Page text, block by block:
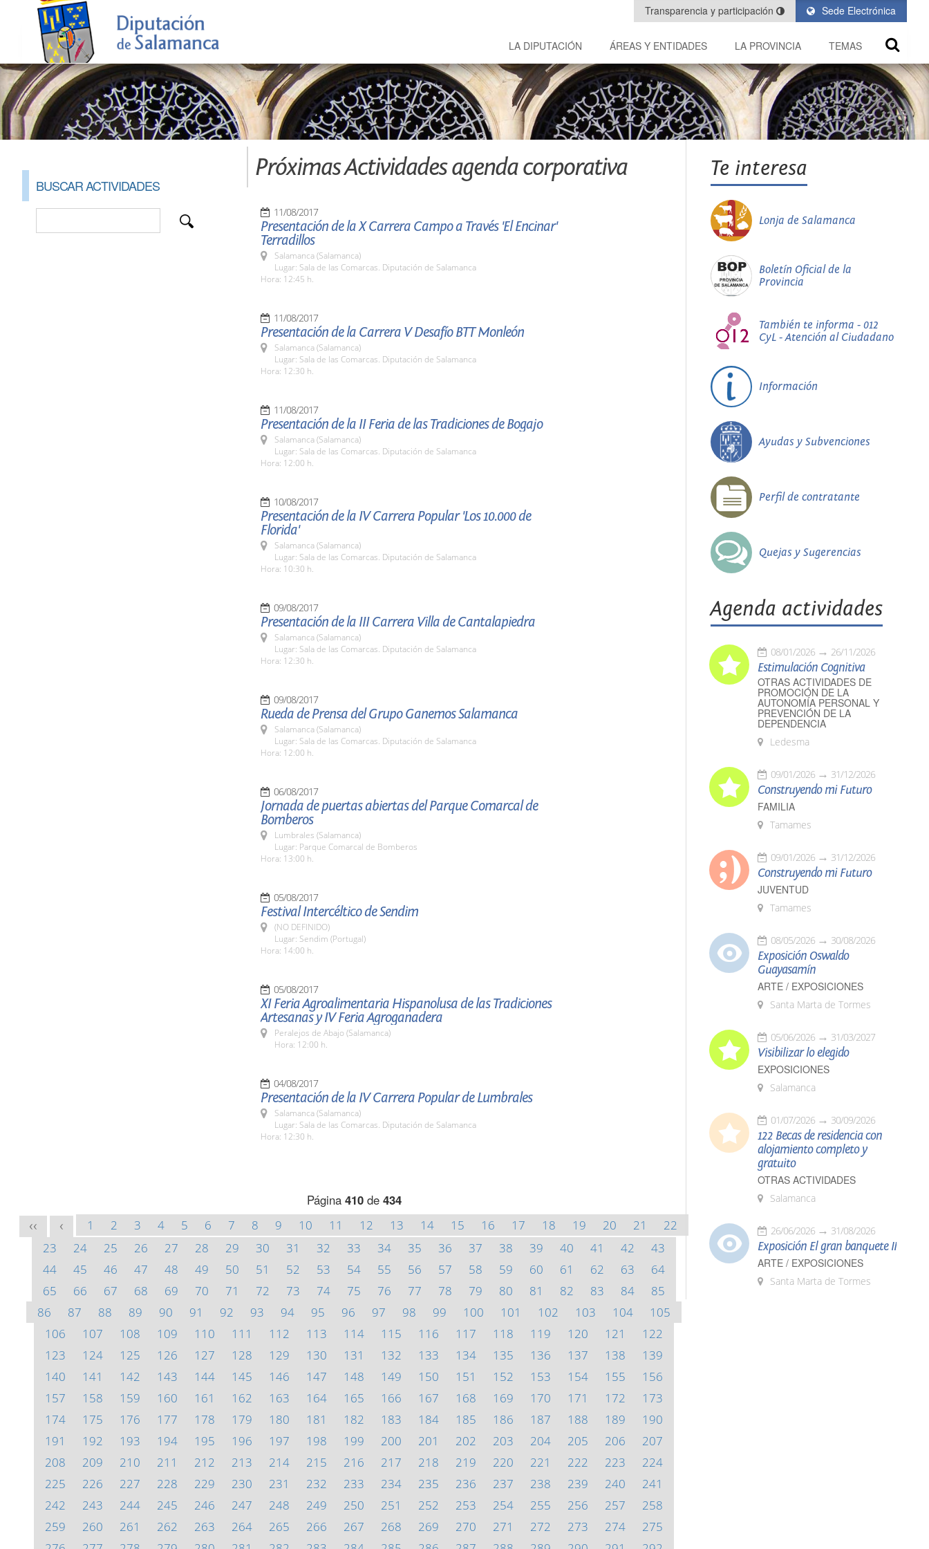
Sede Electrónica
Transparencia y participación
LA DIPUTACIÓN ÁREAS Y ENTIDADES LA PROVINCIA TEMAS
BUSCAR ACTIVIDADES
Próximas Actividades agenda corporativa
11/08/2017
Presentación de la X Carrera Campo a Través 'El Encinar'
Terradillos
Salamanca (Salamanca)
Lugar: Sala de las Comarcas. Diputación de Salamanca
Hora: 12:45 h.
11/08/2017
Presentación de la Carrera V Desafío BTT Monleón
Salamanca (Salamanca)
Lugar: Sala de las Comarcas. Diputación de Salamanca
Hora: 12:30 h.
11/08/2017
Presentación de la II Feria de las Tradiciones de Bogajo
Salamanca (Salamanca)
Lugar: Sala de las Comarcas. Diputación de Salamanca
Hora: 12:00 h.
10/08/2017
Presentación de la IV Carrera Popular 'Los 10.000 de
Florida'
Salamanca (Salamanca)
Lugar: Sala de las Comarcas. Diputación de Salamanca
Hora: 10:30 h.
09/08/2017
Presentación de la III Carrera Villa de Cantalapiedra
Salamanca (Salamanca)
Lugar: Sala de las Comarcas. Diputación de Salamanca
Hora: 12:30 h.
09/08/2017
Rueda de Prensa del Grupo Ganemos Salamanca
Salamanca (Salamanca)
Lugar: Sala de las Comarcas. Diputación de Salamanca
Hora: 12:00 h.
06/08/2017
Jornada de puertas abiertas del Parque Comarcal de
Bomberos
Lumbrales (Salamanca)
Lugar: Parque Comarcal de Bomberos
Hora: 13:00 h.
05/08/2017
Festival Intercéltico de Sendim
(NO DEFINIDO)
Lugar: Sendim (Portugal)
Hora: 14:00 h.
05/08/2017
XI Feria Agroalimentaria Hispanolusa de las Tradiciones
Artesanas y IV Feria Agroganadera
Peralejos de Abajo (Salamanca)
Hora: 12:00 h.
04/08/2017
Presentación de la IV Carrera Popular de Lumbrales
Salamanca (Salamanca)
Lugar: Sala de las Comarcas. Diputación de Salamanca
Hora: 12:30 h.
Página 410de 434
<< < 1 2 3 4 5 6 7 8 9 10 11 12 13 14 15 16 17 18 19 20 21
22
23
24 25 26 27 28 29 30 31 32 33 34 35 36 37 38 39 40 41 42
43
44
45 46 47 48 49 50 51 52 53 54 55 56 57 58 59 60 61 62 63
64
65
66 67 68 69 70 71 72 73 74 75 76 77 78 79 80 81 82 83 84
85
86
87 88 89 90 91 92 93 94 95 96 97 98 99 100 101 102 103 104
105
106
107 108 109 110 111 112 113 114 115 116 117 118 119 120 121
122
123
124 125 126 127 128 129 130 131 132 133 134 135 136 137 138
139
140
141 142 143 144 145 146 147 148 149 150 151 152 153 154 155
156
157
158 159 160 161 162 163 164 165 166 167 168 169 170 171 172
173
174
175 176 177 178 179 180 181 182 183 184 185 186 187 188 189
190
191
192 193 194 195 196 197 198 199 200 201 202 203 204 205 206
207
208
209 210 211 212 213 214 215 216 217 218 219 220 221 222 223
224
225
226 227 228 229 230 231 232 233 234 235 236 237 238 239 240
241
242
243 244 245 246 247 248 249 250 251 252 253 254 255 256 257
258
259
260 261 262 263 264 265 266 267 268 269 270 271 272 273 274
275
Te interesa
Lonja de Salamanca
Boletín Oficial de la
Provincia
También te informa - 012
CyL - Atención al Ciudadano
Información
Ayudas y Subvenciones
Perfil de contratante
Quejas y Sugerencias
Agenda actividades
08/01/2026 26/11/2026
Estimulación Cognitiva
OTRAS ACTIVIDADES DE
PROMOCIÓN DE LA
AUTONOMÍA PERSONAL Y
PREVENCIÓN DE LA
DEPENDENCIA
Ledesma
09/01/2026 31/12/2026
Construyendo mi Futuro
FAMILIA
Tamames
09/01/2026 31/12/2026
Construyendo mi Futuro
JUVENTUD
Tamames
08/05/2026 30/08/2026
Exposición Oswaldo
Guayasamín
ARTE / EXPOSICIONES
Santa Marta de Tormes
05/06/2026 31/03/2027
Visibilizar lo elegido
EXPOSICIONES
Salamanca
01/07/2026 30/09/2026
122 Becas de residencia con
alojamiento completo y
gratuito
OTRAS ACTIVIDADES
Salamanca
26/06/2026 31/08/2026
Exposición El gran banquete II
ARTE / EXPOSICIONES
Santa Marta de Tormes